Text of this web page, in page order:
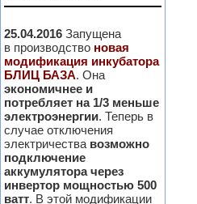
25.04.2016 Запущена
в производство новая
модификация инкубатора
БЛИЦ БАЗА. Она
экономичнее и
потребляет на 1/3 меньше
электроэнергии. Теперь в
случае отключения
электричества возможно
подключение
аккумулятора через
инвертор мощностью 500
ватт. В этой модификации